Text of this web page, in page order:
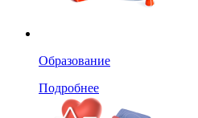
Образование
Подробнее